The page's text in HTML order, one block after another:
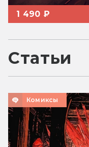
1 490 ₽
Статьи
Комиксы